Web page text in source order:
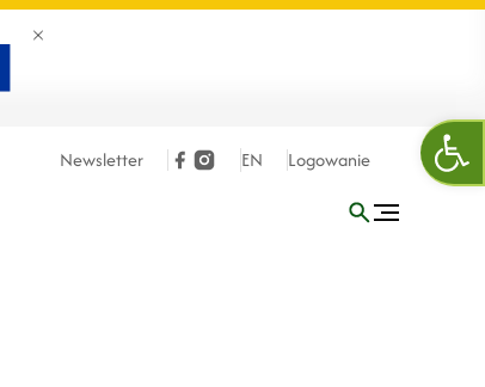
Zamknij banner
Newsletter EN Logowanie